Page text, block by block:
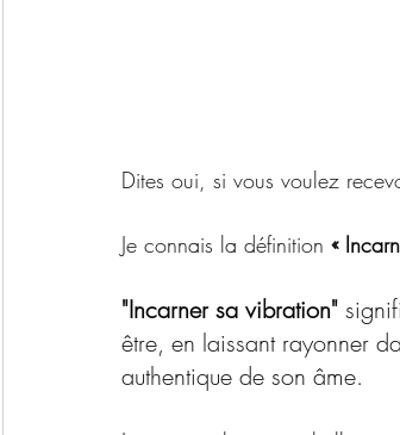
Dites oui, si vous voulez
Je connais la définition «
"Incarner sa vibration"
être, en laissant rayonner
authentique de son âme.